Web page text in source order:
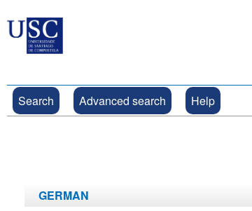
Search Advanced search Help
GERMAN